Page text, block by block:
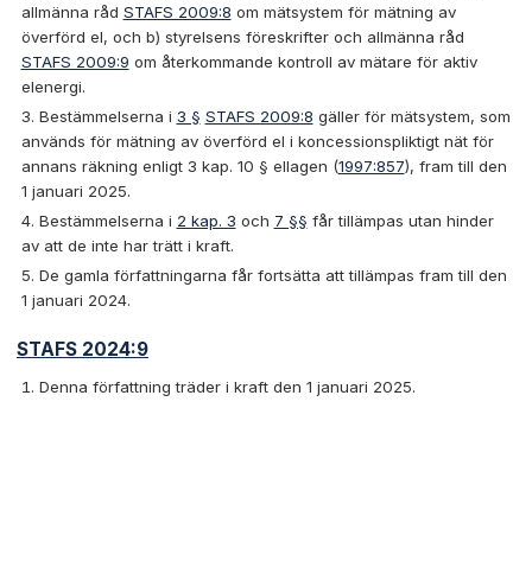
allmänna råd STAFS 2009:8 om mätsystem för mätning av
överförd el, och b) styrelsens föreskrifter och allmänna råd
STAFS 2009:9 om återkommande kontroll av mätare för aktiv
elenergi.
Bestämmelserna i 3 § STAFS 2009:8 gäller för mätsystem, som
används för mätning av överförd el i koncessionspliktigt nät för
annans räkning enligt 3 kap. 10 § ellagen (1997:857), fram till den
1 januari 2025.
Bestämmelserna i 2 kap. 3 och 7 §§ får tillämpas utan hinder
av att de inte har trätt i kraft.
De gamla författningarna får fortsätta att tillämpas fram till den
1 januari 2024.
STAFS 2024:9
Denna författning träder i kraft den 1 januari 2025.